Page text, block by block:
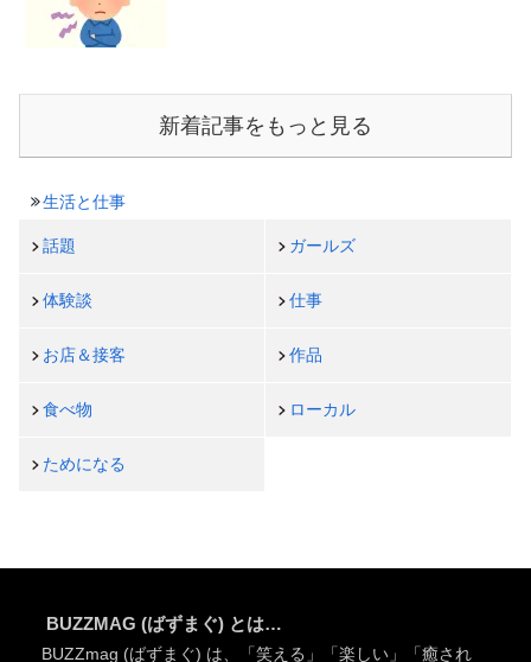
新着記事をもっと見る
生活と仕事
話題 ガールズ
体験談 仕事
お店＆接客 作品
食べ物 ローカル
ためになる
BUZZMAG (ばずまぐ) とは…
BUZZmag (ばずまぐ) は、「笑える」「楽しい」「癒され